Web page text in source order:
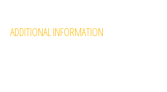
ADDITIONAL INFORMATION